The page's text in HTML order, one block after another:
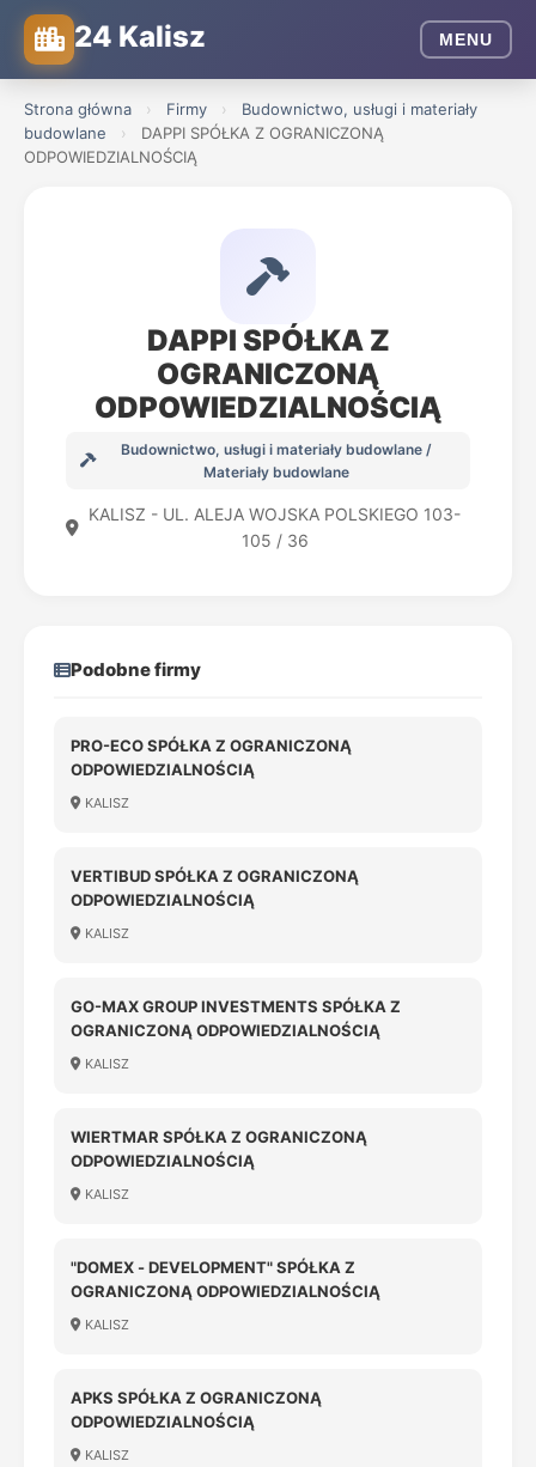
24 Kalisz MENU
Strona główna › Firmy ›
Budownictwo, usługi i materiały
budowlane
›
DAPPI SPÓŁKA Z OGRANICZONĄ
ODPOWIEDZIALNOŚCIĄ
DAPPI SPÓŁKA Z
OGRANICZONĄ
ODPOWIEDZIALNOŚCIĄ
Budownictwo, usługi i materiały budowlane /
Materiały budowlane
KALISZ - UL. ALEJA WOJSKA POLSKIEGO 103-
105 / 36
Podobne firmy
PRO-ECO SPÓŁKA Z OGRANICZONĄ
ODPOWIEDZIALNOŚCIĄ
KALISZ
VERTIBUD SPÓŁKA Z OGRANICZONĄ
ODPOWIEDZIALNOŚCIĄ
KALISZ
GO-MAX GROUP INVESTMENTS SPÓŁKA Z
OGRANICZONĄ ODPOWIEDZIALNOŚCIĄ
KALISZ
WIERTMAR SPÓŁKA Z OGRANICZONĄ
ODPOWIEDZIALNOŚCIĄ
KALISZ
"DOMEX - DEVELOPMENT" SPÓŁKA Z
OGRANICZONĄ ODPOWIEDZIALNOŚCIĄ
KALISZ
APKS SPÓŁKA Z OGRANICZONĄ
ODPOWIEDZIALNOŚCIĄ
KALISZ